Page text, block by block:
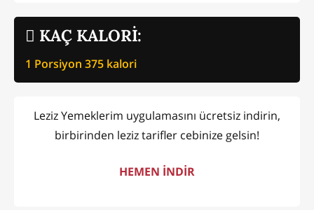
KAÇ KALORİ:
1 Porsiyon 375 kalori
Leziz Yemeklerim uygulamasını ücretsiz indirin,
birbirinden leziz tarifler cebinize gelsin!
HEMEN İNDİR